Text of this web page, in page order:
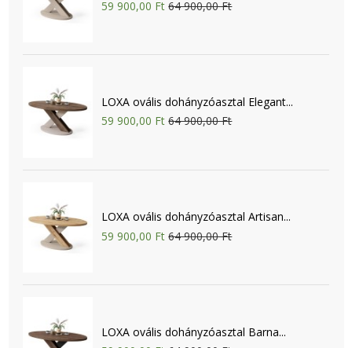
59 900,00 Ft 64 900,00 Ft
LOXA ovális dohányzóasztal Elegant...
59 900,00 Ft 64 900,00 Ft
LOXA ovális dohányzóasztal Artisan...
59 900,00 Ft 64 900,00 Ft
LOXA ovális dohányzóasztal Barna...